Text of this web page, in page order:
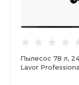
Пылесос 78 л,
Lavor